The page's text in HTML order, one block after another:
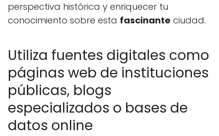
perspectiva histórica y enriquecer tu
conocimiento sobre esta fascinante ciudad.
Utiliza fuentes digitales como
páginas web de instituciones
públicas, blogs
especializados o bases de
datos online